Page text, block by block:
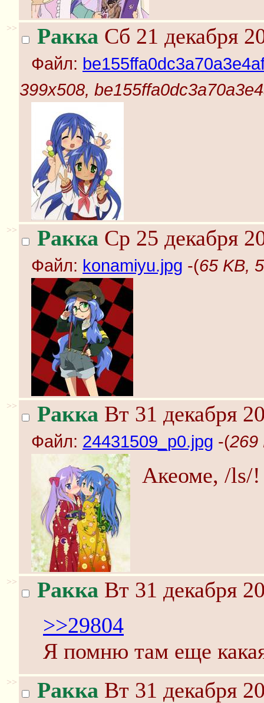
>> Ракка Сб 21 декабря
Файл:
399x508,
>> Ракка Ср 25 декабря
Файл: konamiyu.jpg -(65 KB,
>> Ракка Вт 31 декабря
Файл: 24431509_p0.jpg -(269
Акеоме, /ls/!
>> Ракка Вт 31 декабря
>>29804
Я помню там еще
>> Ракка Вт 31 декабря